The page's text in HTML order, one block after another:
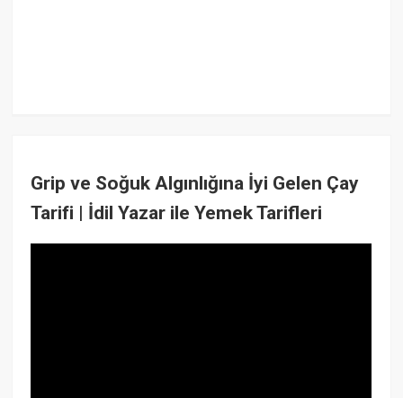
Grip ve Soğuk Algınlığına İyi Gelen Çay
Tarifi | İdil Yazar ile Yemek Tarifleri